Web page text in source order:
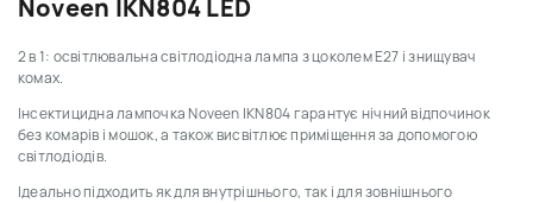
Noveen IKN804 LED
2 в 1: освітлювальна світлодіодна лампа з цоколем Е27 і знищувач
комах.
Інсектицидна лампочка Noveen IKN804 гарантує нічний відпочинок
без комарів і мошок, а також висвітлює приміщення за допомогою
світлодіодів.
Ідеально підходить як для внутрішнього, так і для зовнішнього